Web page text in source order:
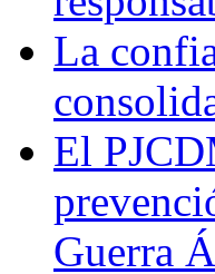
La
El
Guerra